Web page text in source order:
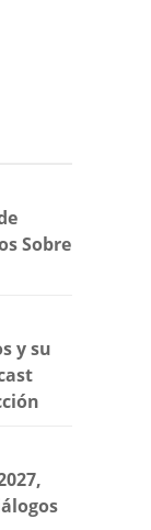
Sobre
y su